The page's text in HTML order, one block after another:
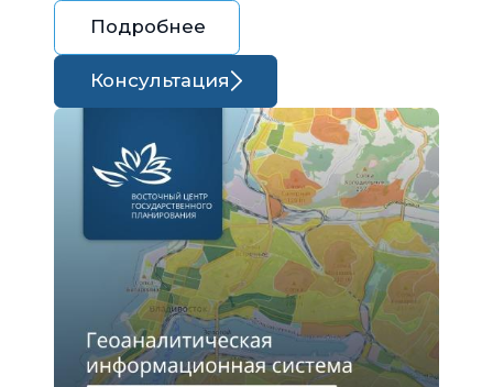
Подробнее
Консультация